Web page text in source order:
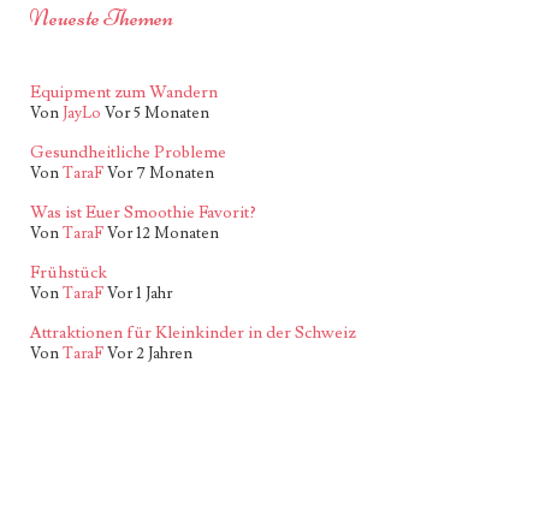
Neueste Themen
Equipment zum Wandern
VonJayLo Vor 5 Monaten
Gesundheitliche Probleme
VonTaraFVor 7 Monaten
Was ist Euer Smoothie Favorit?
VonTaraFVor 12 Monaten
Frühstück
VonTaraFVor 1 Jahr
Attraktionen für Kleinkinder in der Schweiz
VonTaraFVor 2 Jahren